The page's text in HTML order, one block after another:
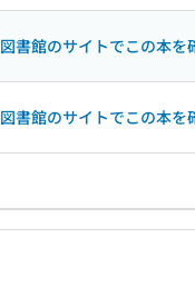
書館のサイトでこの本を
書館のサイトでこの本を